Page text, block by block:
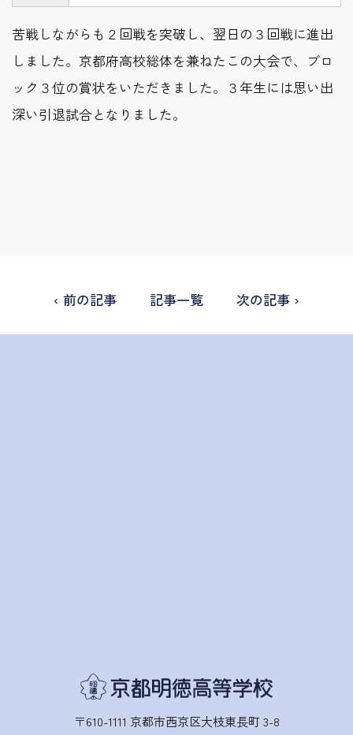
苦戦しながらも２回戦を突破し、翌日の３回戦に進出
しました。京都府高校総体を兼ねたこの大会で、ブロ
ック３位の賞状をいただきました。３年生には思い出
深い引退試合となりました。
‹ 前の記事 記事一覧 次の記事 ›
〒610-1111 京都市西京区大枝東長町 3-8